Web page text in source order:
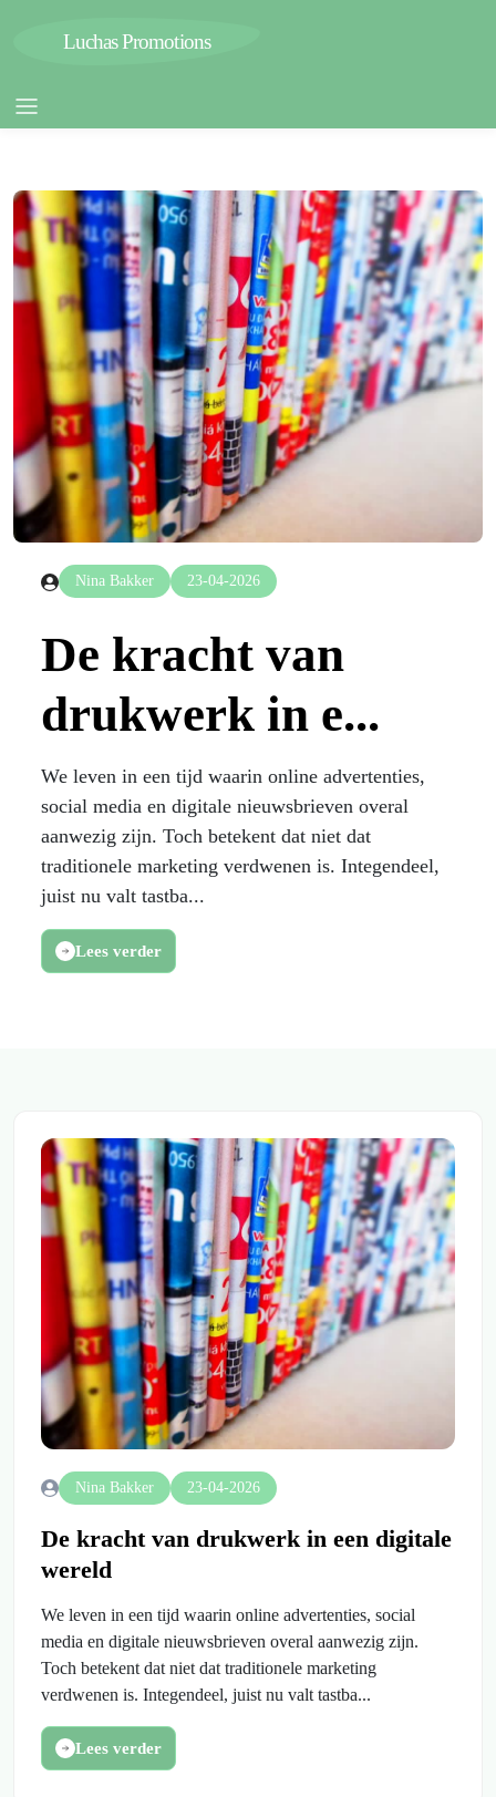
Luchas Promotions
Nina Bakker 23-04-2026
De kracht van
drukwerk in e...
We leven in een tijd waarin online advertenties,
social media en digitale nieuwsbrieven overal
aanwezig zijn. Toch betekent dat niet dat
traditionele marketing verdwenen is. Integendeel,
juist nu valt tastba...
Lees verder
Nina Bakker 23-04-2026
De kracht van drukwerk in een digitale
wereld
We leven in een tijd waarin online advertenties, social
media en digitale nieuwsbrieven overal aanwezig zijn.
Toch betekent dat niet dat traditionele marketing
verdwenen is. Integendeel, juist nu valt tastba...
Lees verder